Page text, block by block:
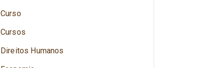
Curso
Cursos
Direitos Humanos